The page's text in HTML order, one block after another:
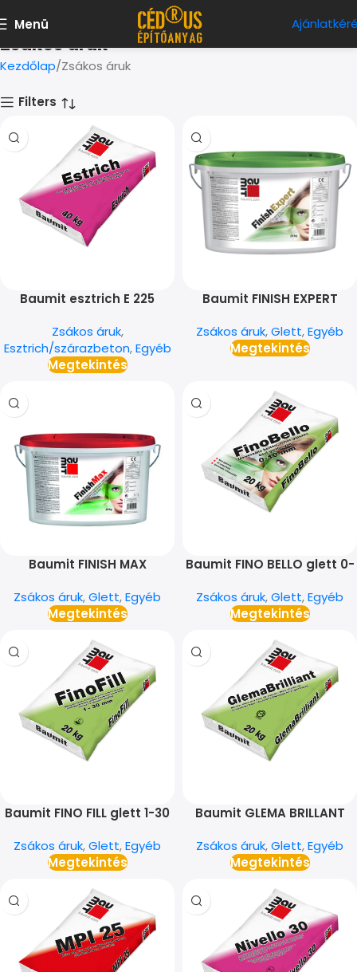
Menü
Zsákos áruk
Kezdőlap Zsákos áruk
Filters
Baumit esztrich E 225
Zsákos áruk,
Esztrich/szárazbeton,Egyéb
Megtekintés
Baumit FINISH EXPERT
Zsákos áruk,Glett,Egyéb
Megtekintés
Baumit FINISH MAX
Zsákos áruk,Glett,Egyéb
Megtekintés
Baumit FINO BELLO glett 0-
Zsákos áruk,Glett,Egyéb
Megtekintés
Baumit FINO FILL glett 1-30
Zsákos áruk,Glett,Egyéb
Megtekintés
Baumit GLEMA BRILLANT
Zsákos áruk,Glett,Egyéb
Megtekintés